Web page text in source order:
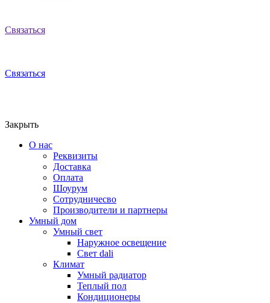
Связаться
Связаться
Закрыть
О нас
Реквизиты
Доставка
Оплата
Шоурум
Сотрудничесво
Производители и партнеры
Умный дом
Умный свет
Наружное освещение
Свет dali
Климат
Умный радиатор
Теплый пол
Кондиционеры